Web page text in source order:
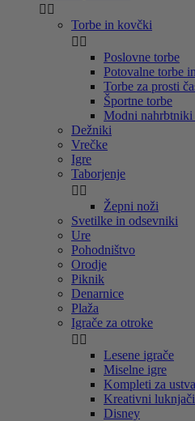
 
Torbe in kovčki
 
Poslovne torbe
Potovalne torbe
Torbe za prosti
Športne torbe
Modni nahrbtniki
Dežniki
Vrečke
Igre
Taborjenje
 
Žepni noži
Svetilke in odsevniki
Ure
Pohodništvo
Orodje
Piknik
Denarnice
Plaža
Igrače za otroke
 
Lesene igrače
Miselne igre
Kompleti za
Kreativni
Disney